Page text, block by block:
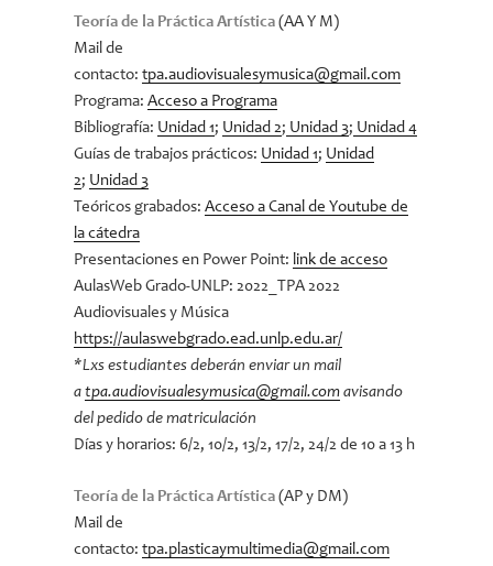
Teoría de la Práctica Artística (AA Y M)
Mail de
contacto:tpa.audiovisualesymusica@gmail.com
Programa:Acceso a Programa
Bibliografía: Unidad 1; Unidad 2; Unidad 3; Unidad 4
Guías de trabajos prácticos: Unidad 1; Unidad
2; Unidad 3
Teóricos grabados:Acceso a Canal de Youtube de
la cátedra
Presentaciones en Power Point: link de acceso
AulasWeb Grado-UNLP: 2022_TPA 2022
Audiovisuales y Música
https://aulaswebgrado.ead.unlp.edu.ar/
*Lxs estudiantes deberán enviar un mail
atpa.audiovisualesymusica@gmail.com avisando
del pedido de matriculación
Días y horarios: 6/2, 10/2, 13/2, 17/2, 24/2 de 10 a 13 h
Teoría de la Práctica Artística (AP y DM)
Mail de
contacto:tpa.plasticaymultimedia@gmail.com